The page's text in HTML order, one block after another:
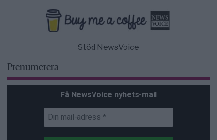
Stöd NewsVoice
Prenumerera
Få NewsVoice nyhets-mail